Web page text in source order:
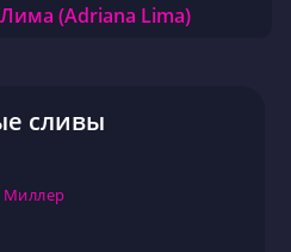
(Adriana Lima)
сливы
Миллер